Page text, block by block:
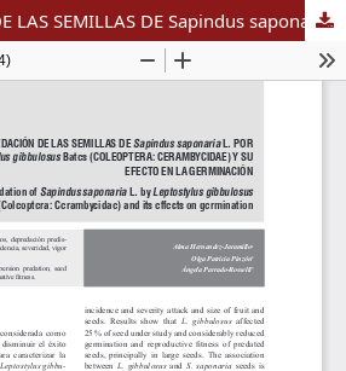
DEPREDACIÓN DE LAS SEMILLAS DE Sapindus saponaria L. POR Leptostylus gibbulosus Bates (COLEOPTERA: CERAMBYCIDAE) Y SU EFECTO EN LA GERMINACIÓN